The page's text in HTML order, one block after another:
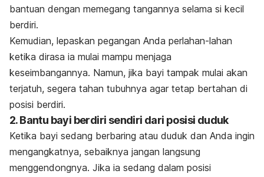
bantuan dengan memegang tangannya selama si kecil
berdiri.
Kemudian, lepaskan pegangan Anda perlahan-lahan
ketika dirasa ia mulai mampu menjaga
keseimbangannya. Namun, jika bayi tampak mulai akan
terjatuh, segera tahan tubuhnya agar tetap bertahan di
posisi berdiri.
2. Bantu bayi berdiri sendiri dari posisi duduk
Ketika bayi sedang berbaring atau duduk dan Anda ingin
mengangkatnya, sebaiknya jangan langsung
menggendongnya. Jika ia sedang dalam posisi